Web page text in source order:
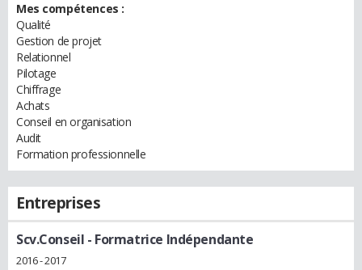
Mes compétences :
Qualité
Gestion de projet
Relationnel
Pilotage
Chiffrage
Achats
Conseil en organisation
Audit
Formation professionnelle
Entreprises
Scv.Conseil - Formatrice Indépendante
2016 - 2017